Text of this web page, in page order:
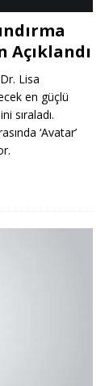
Açıklandı
Lisa
en güçlü
sıraladı.
‘Avatar’